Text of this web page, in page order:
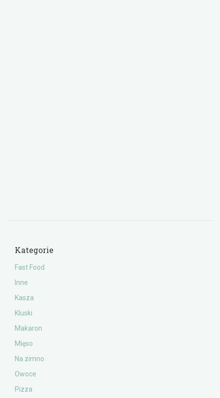
Kategorie
Fast Food
Inne
Kasza
Kluski
Makaron
Mięso
Na zimno
Owoce
Pizza